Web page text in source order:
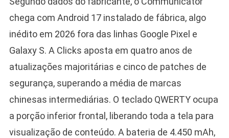
chega com Android 17 instalado de fábrica, algo
inédito em 2026 fora das linhas Google Pixel e
Galaxy S. A Clicks aposta em quatro anos de
atualizações majoritárias e cinco de patches de
segurança, superando a média de marcas
chinesas intermediárias. O teclado QWERTY ocupa
a porção inferior frontal, liberando toda a tela para
visualização de conteúdo. A bateria de 4.450 mAh,